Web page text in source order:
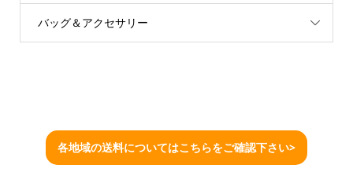
バッグ＆アクセサリー
各地域の送料についてはこちらをご確認下さい>